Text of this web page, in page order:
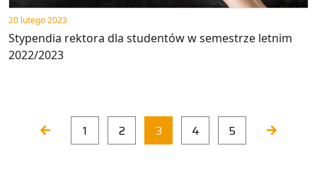
20 lutego 2023
Stypendia rektora dla studentów w semestrze letnim
2022/2023
1 2 3 4 5